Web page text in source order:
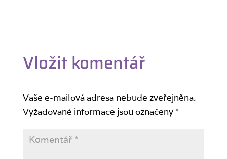
Vložit komentář
Vaše e-mailová adresa nebude zveřejněna.
Vyžadované informace jsou označeny *